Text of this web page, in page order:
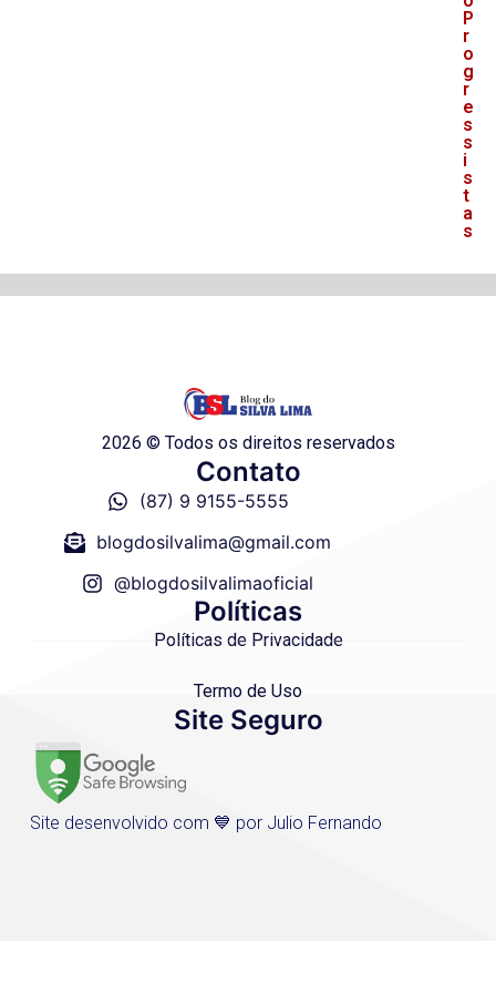
P
r
o
g
r
e
s
s
i
s
t
a
s
2026 © Todos os direitos reservados
Contato
(87) 9 9155-5555
blogdosilvalima@gmail.com
@blogdosilvalimaoficial
Políticas
Políticas de Privacidade
Termo de Uso
Site Seguro
Site desenvolvido com 💙 por Julio Fernando